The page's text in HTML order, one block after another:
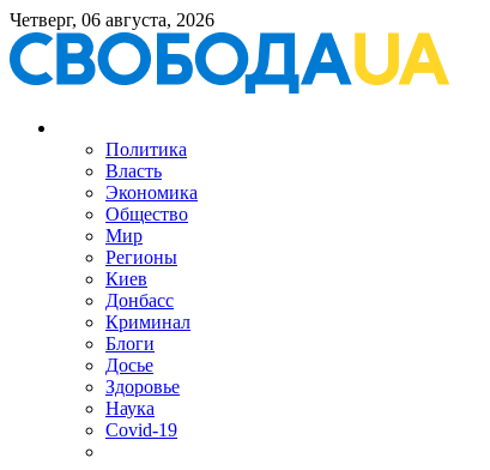
Четверг, 06 августа, 2026
Политика
Власть
Экономика
Общество
Мир
Регионы
Киев
Донбасс
Криминал
Блоги
Досье
Здоровье
Наука
Covid-19